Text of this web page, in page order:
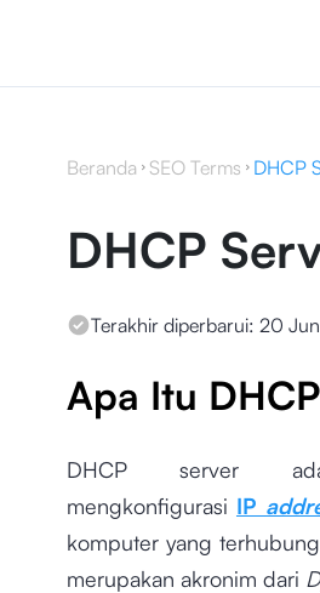
Beranda SEO Terms DHCP
DHCP
Terakhir diperbarui: 20
Apa Itu
DHCP server
mengkonfigurasi IP
komputer yang
merupakan akronim dari